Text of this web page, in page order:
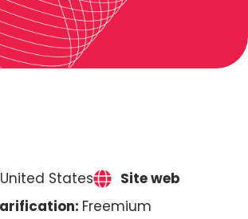
United States
Site web
Freemium